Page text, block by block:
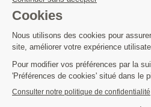
22,36 €
contact@matijardin.fr
Matijardin